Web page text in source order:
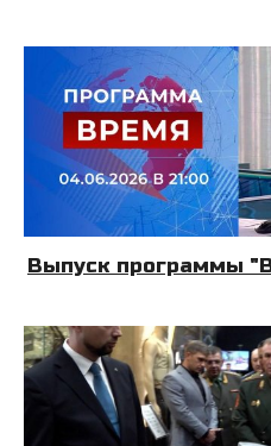
Выпуск программы